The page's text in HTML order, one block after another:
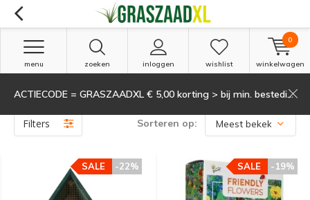
zoeken inloggen
menu wishlist winkelwagen
0
ACTIECODE = GRASZAADXL € 5,00 korting > bij min. besteding van 135,-
Producten getagd met bloemenmengsel(2)
Filters Sorteren op:
-22%
SALE -19%
SALE